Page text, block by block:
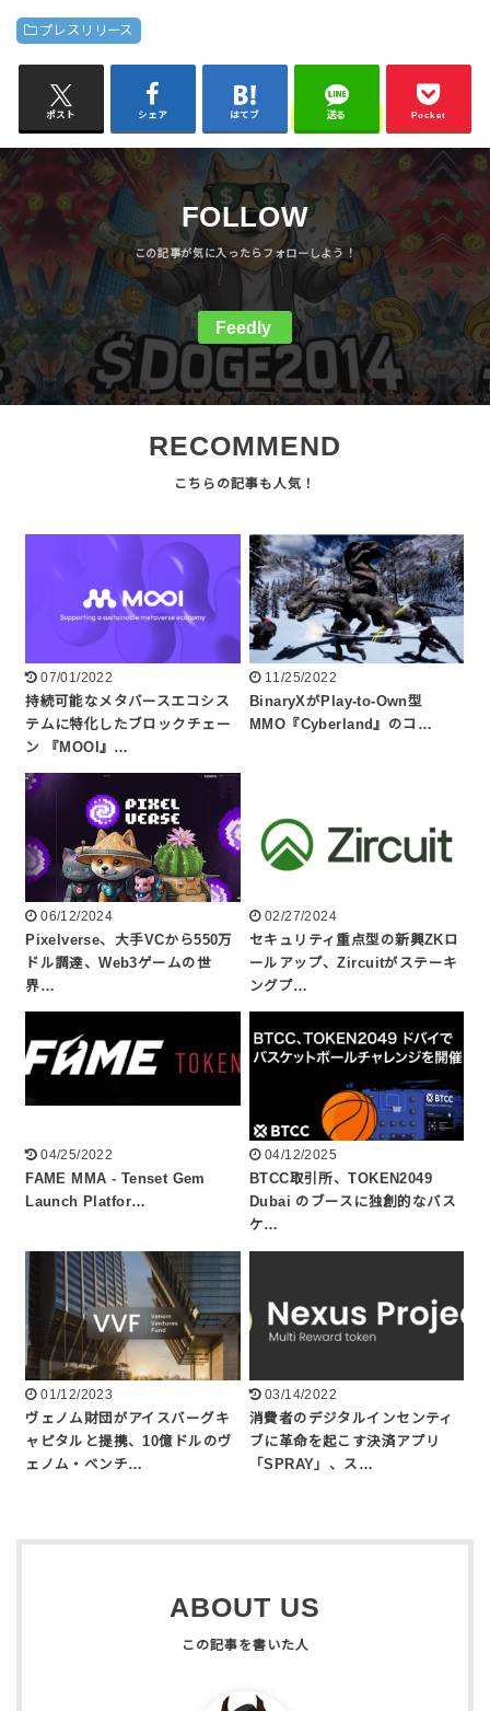
プレスリリース
ポスト シェア はてブ 送る Pocket
FOLLOW
Feedly
RECOMMEND
07/01/2022
持続可能なメタバースエコシス
テムに特化したブロックチェー
ン 『MOOI』…
11/25/2022
BinaryXがPlay-to-Own型
MMO『Cyberland』のコ…
06/12/2024
Pixelverse、大手VCから550万
ドル調達、Web3ゲームの世
界…
02/27/2024
セキュリティ重点型の新興ZKロ
ールアップ、Zircuitがステーキ
ングプ…
04/25/2022
FAME MMA - Tenset Gem
Launch Platfor…
04/12/2025
BTCC取引所、TOKEN2049
Dubai のブースに独創的なバス
ケ…
01/12/2023
ヴェノム財団がアイスバーグキ
ャピタルと提携、10億ドルのヴ
ェノム・ベンチ…
03/14/2022
消費者のデジタルインセンティ
ブに革命を起こす決済アプリ
「SPRAY」、ス…
ABOUT US